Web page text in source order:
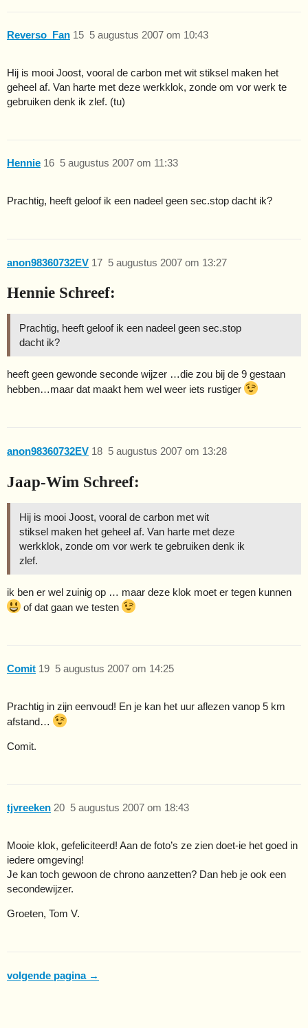
Reverso_Fan 5 augustus 2007 om 10:43
15
Hij is mooi Joost, vooral de carbon met wit stiksel maken het
geheel af. Van harte met deze werkklok, zonde om vor werk te
gebruiken denk ik zlef. (tu)
Hennie 5 augustus 2007 om 11:33
16
Prachtig, heeft geloof ik een nadeel geen sec.stop dacht ik?
anon98360732EV 5 augustus 2007 om 13:27
17
Hennie Schreef:
Prachtig, heeft geloof ik een nadeel geen sec.stop
dacht ik?
heeft geen gewonde seconde wijzer …die zou bij de 9 gestaan
hebben…maar dat maakt hem wel weer iets rustiger
anon98360732EV 5 augustus 2007 om 13:28
18
Jaap-Wim Schreef:
Hij is mooi Joost, vooral de carbon met wit
stiksel maken het geheel af. Van harte met deze
werkklok, zonde om vor werk te gebruiken denk ik
zlef.
ik ben er wel zuinig op … maar deze klok moet er tegen kunnen
of dat gaan we testen
Comit 5 augustus 2007 om 14:25
19
Prachtig in zijn eenvoud! En je kan het uur aflezen vanop 5 km
afstand…
Comit.
tjvreeken 5 augustus 2007 om 18:43
20
Mooie klok, gefeliciteerd! Aan de foto’s ze zien doet-ie het goed in
iedere omgeving!
Je kan toch gewoon de chrono aanzetten? Dan heb je ook een
secondewijzer.
Groeten, Tom V.
volgende pagina →